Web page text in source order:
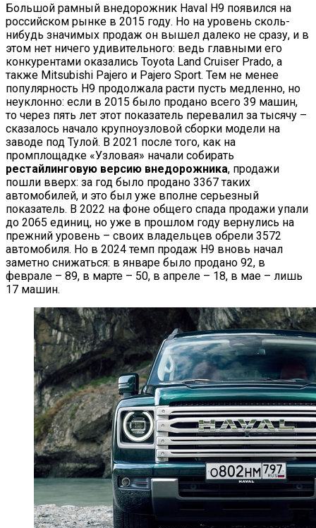
Большой рамный внедорожник Haval H9 появился на
российском рынке в 2015 году. Но на уровень сколь-
нибудь значимых продаж он вышел далеко не сразу, и в
этом нет ничего удивительного: ведь главными его
конкурентами оказались Toyota Land Cruiser Prado, а
также Mitsubishi Pajero и Pajero Sport. Тем не менее
популярность H9 продолжала расти пусть медленно, но
неуклонно: если в 2015 было продано всего 39 машин,
то через пять лет этот показатель перевалил за тысячу –
сказалось начало крупноузловой сборки модели на
заводе под Тулой. В 2021 после того, как на
промплощадке «Узловая» начали собирать
рестайлинговую версию внедорожника, продажи
пошли вверх: за год было продано 3367 таких
автомобилей, и это был уже вполне серьезный
показатель. В 2022 на фоне общего спада продажи упали
до 2065 единиц, но уже в прошлом году вернулись на
прежний уровень – своих владельцев обрели 3572
автомобиля. Но в 2024 темп продаж H9 вновь начал
заметно снижаться: в январе было продано 92, в
феврале – 89, в марте – 50, в апреле – 18, в мае – лишь
17 машин.